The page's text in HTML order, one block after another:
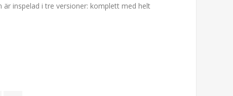
är inspelad i tre versioner: komplett med helt